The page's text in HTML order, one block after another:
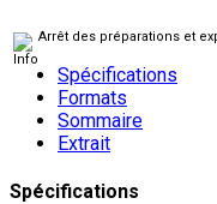
Arrêt des préparations et
Spécifications
Formats
Sommaire
Extrait
Spécifications